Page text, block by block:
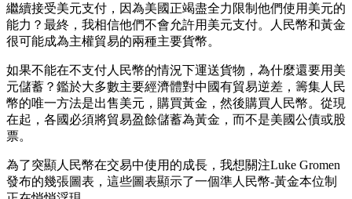
繼續接受美元支付，因為美國正竭盡全力限制他們使用美元的
能力？最終，我相信他們不會允許用美元支付。人民幣和黃金
很可能成為主權貿易的兩種主要貨幣。
如果不能在不支付人民幣的情況下運送貨物，為什麼還要用美
元儲蓄？鑑於大多數主要經濟體對中國有貿易逆差，籌集人民
幣的唯一方法是出售美元，購買黃金，然後購買人民幣。從現
在起，各國必須將貿易盈餘儲蓄為黃金，而不是美國公債或股
票。
為了突顯人民幣在交易中使用的成長，我想關注Luke Gromen
發布的幾張圖表，這些圖表顯示了一個準人民幣-黃金本位制